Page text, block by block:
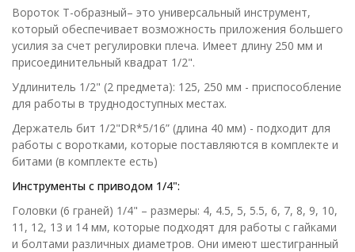
Вороток Т-образный– это универсальный инструмент,
который обеспечивает возможность приложения большего
усилия за счет регулировки плеча. Имеет длину 250 мм и
присоединительный квадрат 1/2".
Удлинитель 1/2" (2 предмета): 125, 250 мм - приспособление
для работы в труднодоступных местах.
Держатель бит 1/2"DR*5/16” (длина 40 мм) - подходит для
работы с воротками, которые поставляются в комплекте и
битами (в комплекте есть)
Инструменты с приводом 1/4":
Головки (6 граней) 1/4" – размеры: 4, 4.5, 5, 5.5, 6, 7, 8, 9, 10,
11, 12, 13 и 14 мм, которые подходят для работы с гайками
и болтами различных диаметров. Они имеют шестигранный